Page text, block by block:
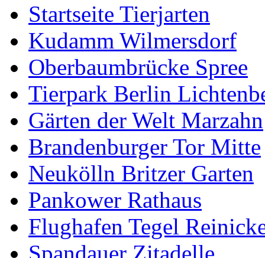
Startseite Tierjarten
Kudamm Wilmersdorf
Oberbaumbrücke Spree
Tierpark Berlin
Gärten der Welt Marzahn
Brandenburger Tor Mitte
Neukölln Britzer Garten
Pankower Rathaus
Flughafen Tegel
Spandauer Zitadelle